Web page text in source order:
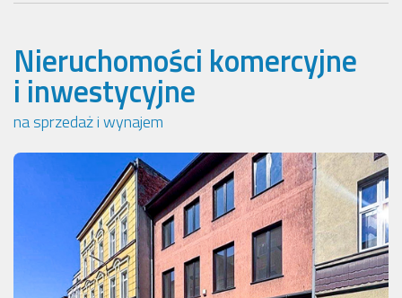
Nieruchomości komercyjne
i inwestycyjne
na sprzedaż i wynajem